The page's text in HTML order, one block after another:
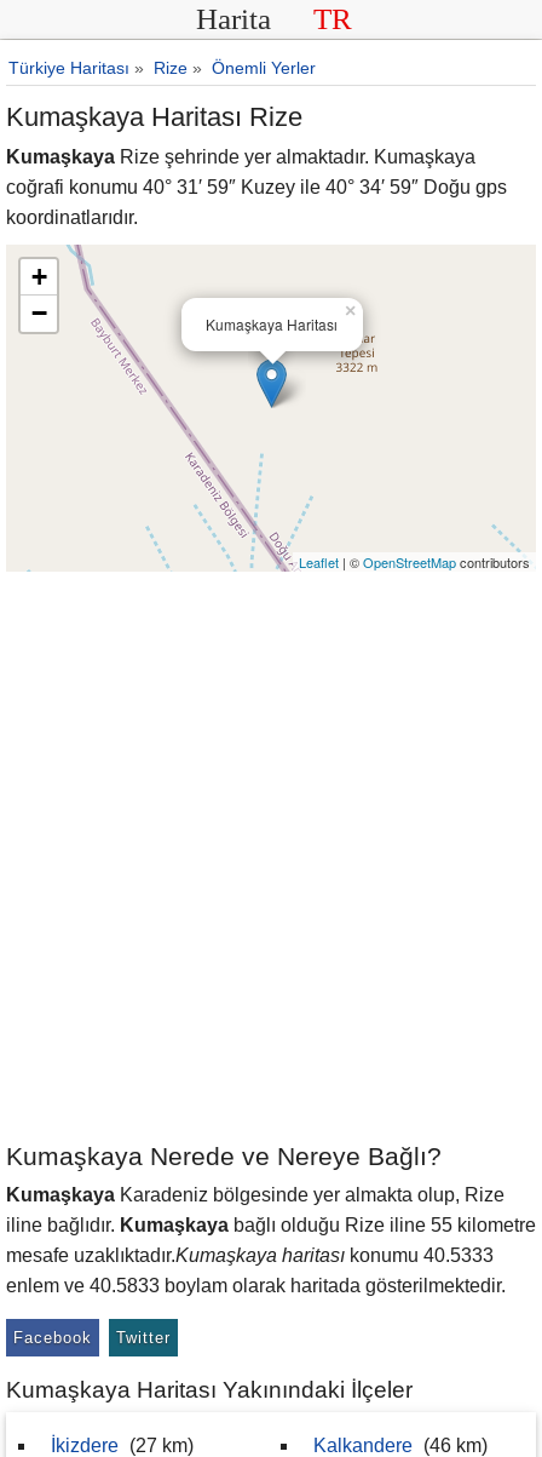
Harita TR
Türkiye Haritası » Rize » Önemli Yerler
Kumaşkaya Haritası Rize
Kumaşkaya Rize şehrinde yer almaktadır. Kumaşkaya
coğrafi konumu 40° 31′ 59″ Kuzey ile 40° 34′ 59″ Doğu gps
koordinatlarıdır.
Kumaşkaya Haritası
×
+
−
Leaflet | ©OpenStreetMapcontributors
Kumaşkaya Nerede ve Nereye Bağlı?
Kumaşkaya Karadeniz bölgesinde yer almakta olup, Rize
iline bağlıdır. Kumaşkaya bağlı olduğu Rize iline 55 kilometre
mesafe uzaklıktadır.Kumaşkaya haritası konumu 40.5333
enlem ve 40.5833 boylam olarak haritada gösterilmektedir.
Facebook Twitter
Kumaşkaya Haritası Yakınındaki İlçeler
İkizdere (27 km) Kalkandere (46 km)